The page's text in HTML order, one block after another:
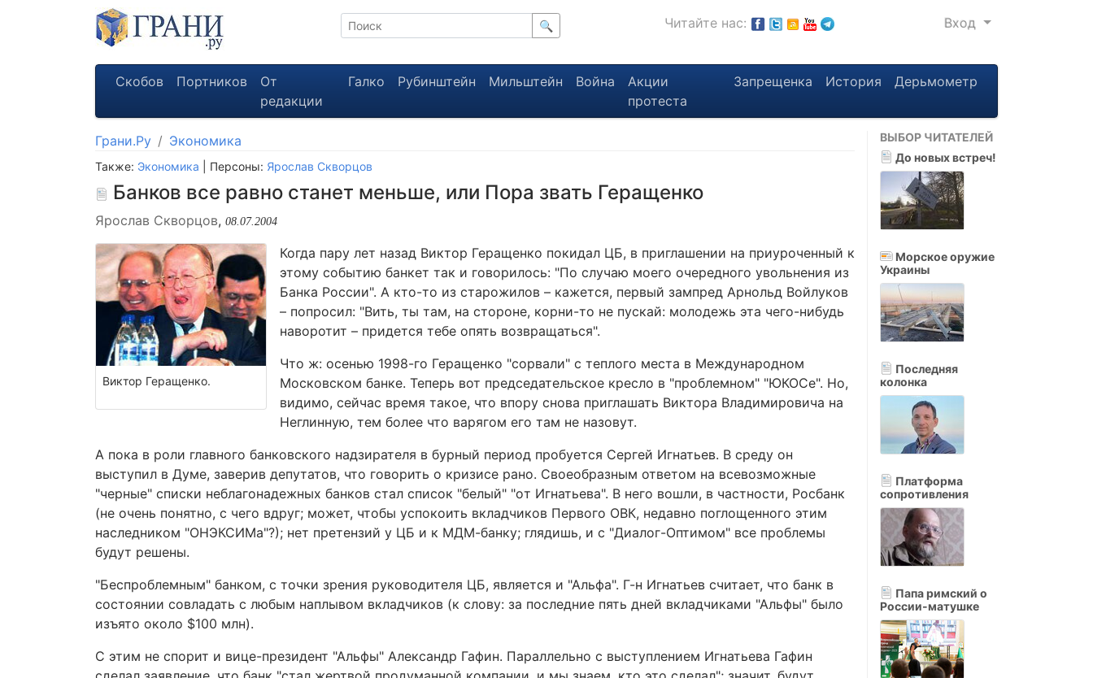
🔍 Читайте нас: Вход
Скобов Портников
От
редакции
Галко Рубинштейн Мильштейн Война
Акции
протеста
Запрещенка История Дерьмометр
Грани.Ру Экономика
Также: Экономика | Персоны: Ярослав Скворцов
Банков все равно станет меньше, или Пора звать Геращенко
Ярослав Скворцов, 08.07.2004
Виктор Геращенко.
Когда пару лет назад Виктор Геращенко покидал ЦБ, в приглашении на приуроченный к
этому событию банкет так и говорилось: "По случаю моего очередного увольнения из
Банка России". А кто-то из старожилов – кажется, первый зампред Арнольд Войлуков
– попросил: "Вить, ты там, на стороне, корни-то не пускай: молодежь эта чего-нибудь
наворотит – придется тебе опять возвращаться".
Что ж: осенью 1998-го Геращенко "сорвали" с теплого места в Международном
Московском банке. Теперь вот председательское кресло в "проблемном" "ЮКОСе". Но,
видимо, сейчас время такое, что впору снова приглашать Виктора Владимировича на
Неглинную, тем более что варягом его там не назовут.
А пока в роли главного банковского надзирателя в бурный период пробуется Сергей Игнатьев. В среду он
выступил в Думе, заверив депутатов, что говорить о кризисе рано. Своеобразным ответом на всевозможные
"черные" списки неблагонадежных банков стал список "белый" "oт Игнатьева". В него вошли, в частности, Росбанк
(не очень понятно, с чего вдруг; может, чтобы успокоить вкладчиков Первого ОВК, недавно поглощенного этим
наследником "ОНЭКСИМа"?); нет претензий у ЦБ и к МДМ-банку; глядишь, и с "Диалог-Оптимом" все проблемы
будут решены.
"Беспроблемным" банком, с точки зрения руководителя ЦБ, является и "Альфа". Г-н Игнатьев считает, что банк в
состоянии совладать с любым наплывом вкладчиков (к слову: за последние пять дней вкладчиками "Альфы" было
изъято около $100 млн).
С этим не спорит и вице-президент "Альфы" Александр Гафин. Параллельно с выступлением Игнатьева Гафин
ВЫБОР ЧИТАТЕЛЕЙ
До новых встреч!
Морское оружие
Украины
Последняя
колонка
Платформа
сопротивления
Папа римский о
России-матушке